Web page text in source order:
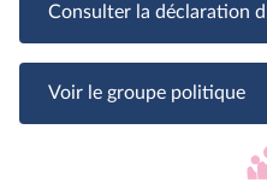
Consulter la déclaration
Voir le groupe politique